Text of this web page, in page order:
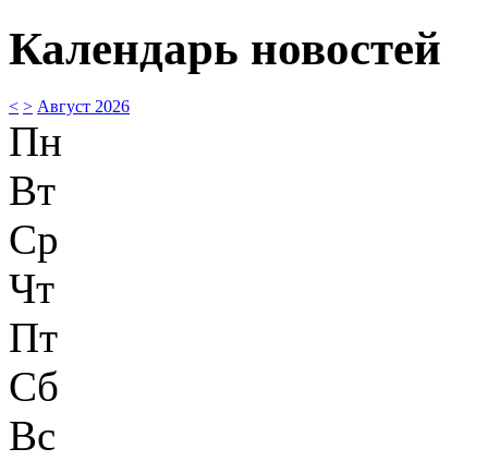
Календарь новостей
< > Август 2026
Пн
Вт
Ср
Чт
Пт
Сб
Вс